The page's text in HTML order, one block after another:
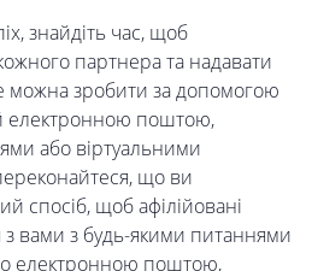
знайдіть час, щоб
партнера та надавати
можна зробити за допомогою
електронною поштою,
або віртуальними
що ви
спосіб, щоб афілійовані
з вами з будь-якими питаннями
електронною поштою,